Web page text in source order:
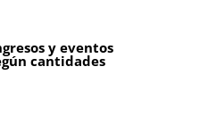
y eventos
cantidades